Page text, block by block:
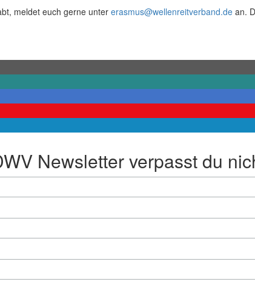
meldet euch gerne unter erasmus@wellenreitverband.de an.
Newsletter verpasst du